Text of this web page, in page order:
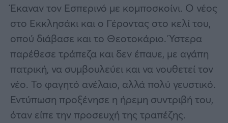
Έκαναν τον Εσπερινό με κομποσκοίνι. Ο νέος
στο Εκκλησάκι και ο Γέροντας στο κελί του,
οπού διάβασε και το Θεοτοκάριο. Ύστερα
παρέθεσε τράπεζα και δεν έπαυε, με αγάπη
πατρική, να συμβουλεύει και να νουθετεί τον
νέο. Το φαγητό ανέλαιο, αλλά πολύ γευστικό.
Εντύπωση προξένησε η ήρεμη συντριβή του,
όταν είπε την προσευχή της τραπέζης.